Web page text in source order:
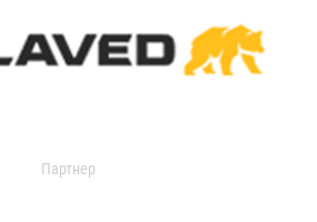
Партнер